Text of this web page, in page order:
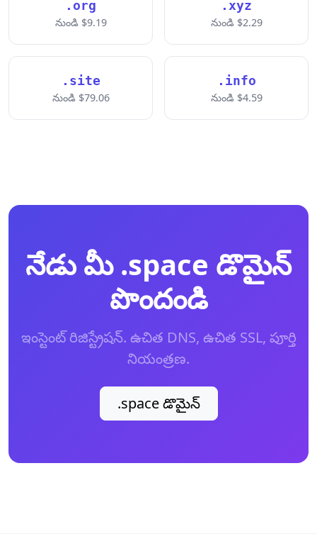
.org
నుండి $9.19
.xyz
నుండి $2.29
.site
నుండి $79.06
.info
నుండి $4.59
నేడు మీ .space డొమైన్
పొందండి
ఇంస్టెంట్ రిజిస్ట్రేషన్. ఉచిత DNS, ఉచిత SSL, పూర్తి
నియంత్రణ.
.space డొమైన్